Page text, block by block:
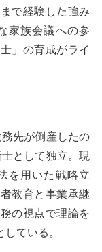
で経験した強み
家族会議への参
」の育成がライ
先が倒産したの
として独立。現
を用いた戦略立
教育と事業承継
の視点で理論を
ている。